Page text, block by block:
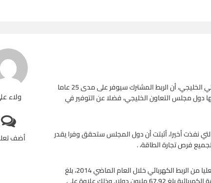
ولاء
أضف
كشف المهندس أحمد الإبراهيم، الرئيس التنفيذي لهيئة الربط الكهربائي الخليجي، أن الربط المشترك سيوفر على مدى 25 عاما
دول مجلس التعاون الخليجي، فضلا عن التوفير في
نفذت أخيرا، أثبتت أن دول المجلس ستحقق وفرا يقدر
وأضاف الإبراهيم أن تقديرات الوفر الذي حصلت عليه الدول الأعضاء فعليا من الربط الكهربائي خلال العام الماضي 2014، بلغ